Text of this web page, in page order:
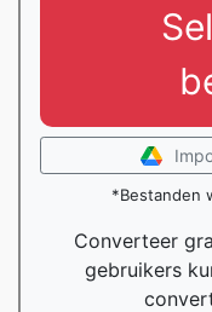
*Bestanden
Converteer
gebruikers